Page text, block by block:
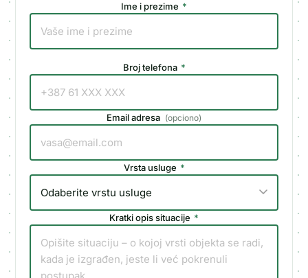
Ime i prezime *
Broj telefona *
Email adresa (opciono)
Vrsta usluge *
Kratki opis situacije *